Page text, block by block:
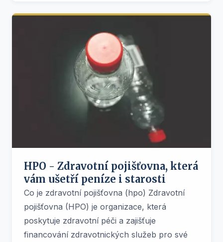
HPO - Zdravotní pojišťovna, která
vám ušetří peníze i starosti
Co je zdravotní pojišťovna (hpo) Zdravotní
pojišťovna (HPO) je organizace, která
poskytuje zdravotní péči a zajišťuje
financování zdravotnických služeb pro své